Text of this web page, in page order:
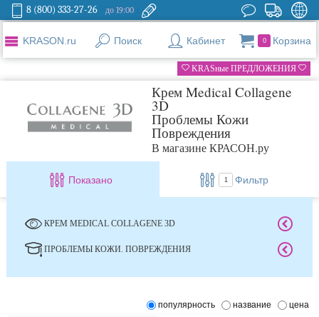
8 (800) 333-27-26 до 19:00
KRASON.ru Поиск Кабинет 0 Корзина
KRASные ПРЕДЛОЖЕНИЯ
Крем Medical Collagene
3D
Проблемы Кожи
Повреждения
В магазине КРАСОН.ру
Показано 1 Фильтр
КРЕМ MEDICAL COLLAGENE 3D
ПРОБЛЕМЫ КОЖИ. ПОВРЕЖДЕНИЯ
популярность название цена